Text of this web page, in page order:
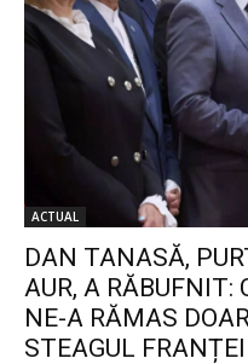
ACTUAL
DAN TANASĂ,
AUR, A RĂBUFNIT:
NE-A RĂMAS
STEAGUL